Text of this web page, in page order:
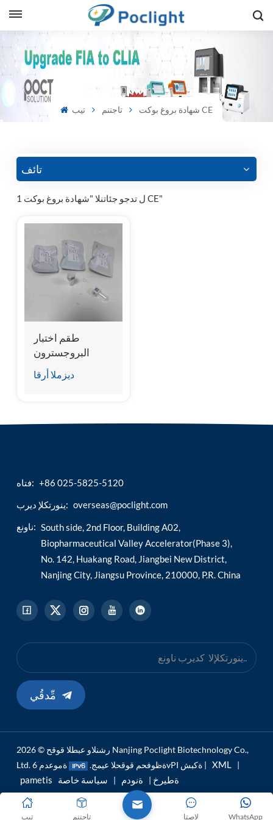
تيب تاجتنم شهادة بروغ بوكت CE
تائف
1 ل تدجو جئاتنلا "شهادة بروغ بوكت CE"
طقم اختبار
البروجسترون
للكلاب والقطط (A-
Prog).
ديزملا أرقا
فتاه: +86 025-5825-5120
ينورتكلإ ديرب: overseas@poclight.com
ناونع: South side, 2nd Floor, Building A02,
Biopharmaceutical Valley Accelerator(Phase 3),
No. 142, Huakang Road, Jiangbei New District,
Nanjing City, Jiangsu Province, 210000, P.R. China
مِّدقُي
رشنلاو عبطلا قوقح © 2026 Nanjing Poclight Biotechnology Co.,
Ltd. ةظوفحم قوقحلا عيمج.
ةموعدم 6vPI ةكبش | XML |
pametis ةطيرخ | ةنودم | سياسة خاصة
تيب تاجتنم WhatsApp لاصتا